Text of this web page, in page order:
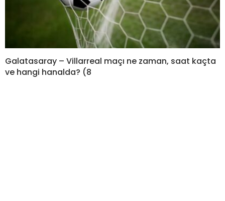
Galatasaray – Villarreal maçı ne zaman, saat kaçta
ve hangi hanalda? (8